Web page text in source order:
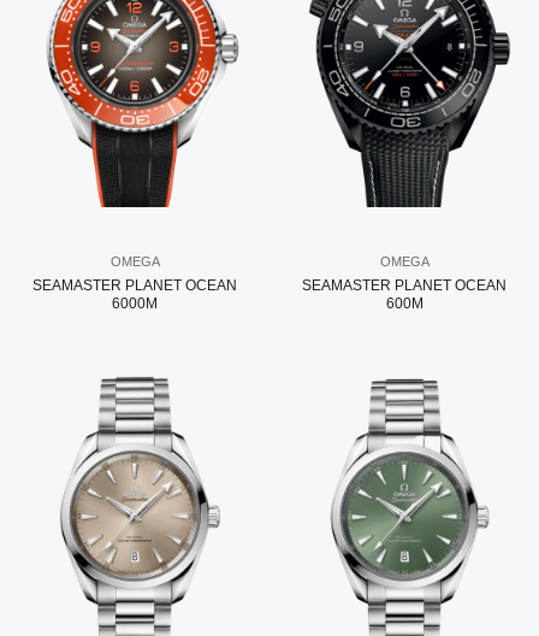
OMEGA
SEAMASTER PLANET OCEAN
6000M
OMEGA
SEAMASTER PLANET OCEAN
600M